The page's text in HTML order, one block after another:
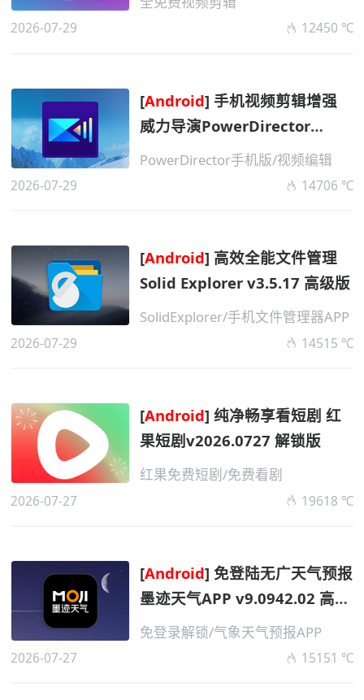
2026-07-29 12450 ℃
[Android] 手机视频剪辑增强
威力导演PowerDirector
v16.5.5 高级版
PowerDirector手机版/视频编辑
2026-07-29 14706 ℃
[Android] 高效全能文件管理
Solid Explorer v3.5.17 高级版
SolidExplorer/手机文件管理器APP
2026-07-29 14515 ℃
[Android] 纯净畅享看短剧 红
果短剧v2026.0727 解锁版
红果免费短剧/免费看剧
2026-07-27 19618 ℃
[Android] 免登陆无广天气预报
墨迹天气APP v9.0942.02 高级
版
免登录解锁/气象天气预报APP
2026-07-27 15151 ℃